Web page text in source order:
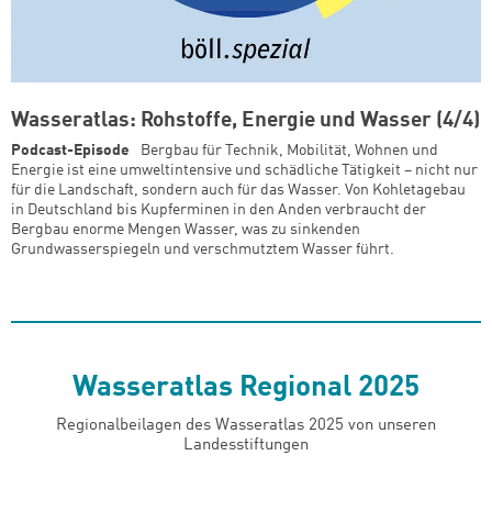
Wasseratlas: Rohstoffe, Energie und Wasser (4/4)
Podcast-Episode
Bergbau für Technik, Mobilität, Wohnen und
Energie ist eine umweltintensive und schädliche Tätigkeit – nicht nur
für die Landschaft, sondern auch für das Wasser. Von Kohletagebau
in Deutschland bis Kupferminen in den Anden verbraucht der
Bergbau enorme Mengen Wasser, was zu sinkenden
Grundwasserspiegeln und verschmutztem Wasser führt.
Wasseratlas Regional 2025
Regionalbeilagen des Wasseratlas 2025 von unseren
Landesstiftungen